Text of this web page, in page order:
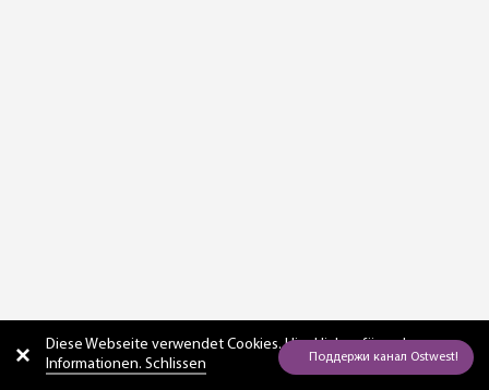
Diese Webseite verwendet Cookies. Hierklicken für mehr
Informationen. Schlissen